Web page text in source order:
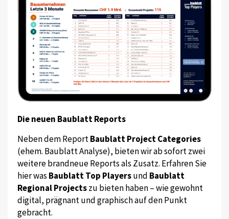
Die neuen Baublatt Reports
Neben dem ReportBaublatt Project Categories
(ehem. Baublatt Analyse), bieten wir ab sofort zwei
weitere brandneue Reports als Zusatz. Erfahren Sie
hier was Baublatt Top Playersund Baublatt
Regional Projectszu bieten haben – wie gewohnt
digital, prägnant und graphisch auf den Punkt
gebracht.